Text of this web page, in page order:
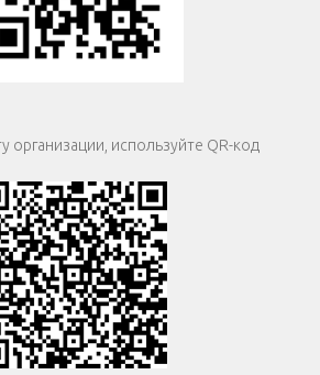
организации, используйте QR-код